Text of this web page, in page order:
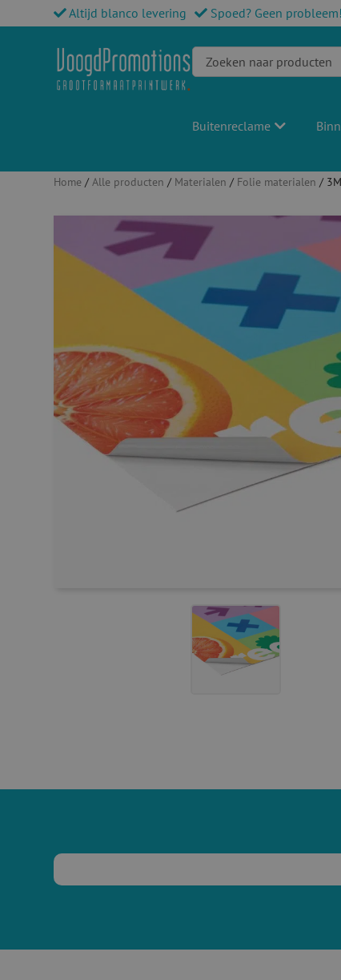
Altijd blanco levering Spoed? Geen probleem!
Buitenreclame
Home / Alle producten / Materialen / Folie materialen /